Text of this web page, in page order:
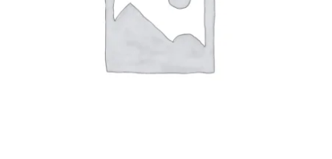
Konica Minolta Yazıcı Toner